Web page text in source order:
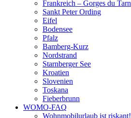
Frankreich – Gorges du Tarn
Sankt Peter Ording
Eifel
Bodensee
Pfalz
Bamberg-Kurz
Nordstrand
Starnberger See
Kroatien
Slovenien
Toskana
Fieberbrunn
WOMO-FAQ
Wohnmobilurlaub ist riskant!